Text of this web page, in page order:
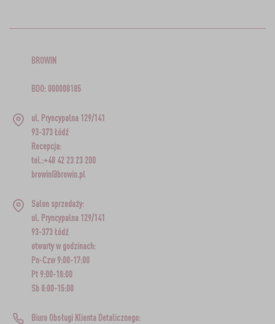
BROWIN
BDO: 000008185
ul. Pryncypalna 129/141
93-373 Łódź
Recepcja:
tel.:+48 42 23 23 200
browin@browin.pl
Salon sprzedaży:
ul. Pryncypalna 129/141
93-373 Łódź
otwarty w godzinach:
Pn-Czw 9:00-17:00
Pt 9:00-18:00
Sb 8:00-15:00
Biuro Obsługi Klienta Detalicznego: